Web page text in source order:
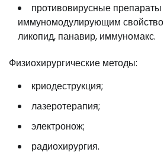
противовирусные препараты
иммуномодулирующим
ликопид, панавир, иммуномакс.
Физиохирургические методы:
криодеструкция;
лазеротерапия;
электронож;
радиохирургия.